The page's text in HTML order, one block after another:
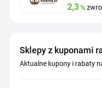
2,3%
Sklepy z kuponami
Aktualne kupony i rabaty